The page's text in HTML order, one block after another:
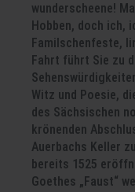
wunderscheene!
Hobben, doch ich,
Familschenfeste,
Fahrt führt Sie zu
Witz und Poesie,
des Sächsischen
krönenden
Auerbachs Keller
bereits 1525
Goethes „Faust“